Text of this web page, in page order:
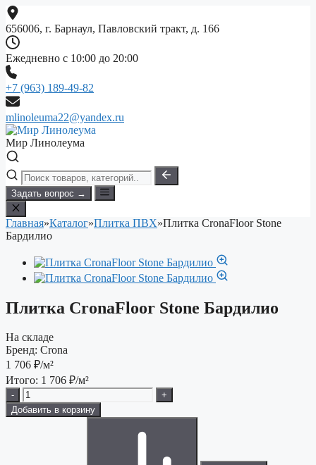
Перейти
к
содержимому
656006, г. Барнаул, Павловский тракт, д. 166
Ежедневно с 10:00 до 20:00
+7 (963) 189-49-82
mlinoleuma22@yandex.ru
Мир Линолеума
Задать вопрос →
Главная»Каталог»Плитка ПВХ»Плитка CronaFloor Stone
Бардилио
Плитка CronaFloor Stone Бардилио
На складе
Бренд: Crona
1 706 ₽/м²
Итого: 1 706 ₽/м²
-
+
Добавить в корзину